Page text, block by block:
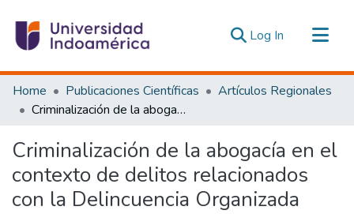
Log In (current)
Communities & Collections
All of DSpace
Estadísticas Externas
Home Publicaciones Científicas
Artículos Regionales
Criminalización de la abogacía en el contexto de delitos relacionados con la Delincuencia Organizada
Criminalización de la abogacía en el
contexto de delitos relacionados
con la Delincuencia Organizada